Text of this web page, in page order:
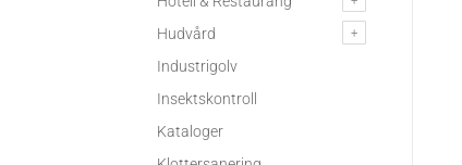
Hudvård
Industrigolv
Insektskontroll
Kataloger